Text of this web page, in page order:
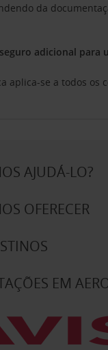
da
adicional para
aplica-se a todos os
AJUDÁ-LO?
OFERECER
EM